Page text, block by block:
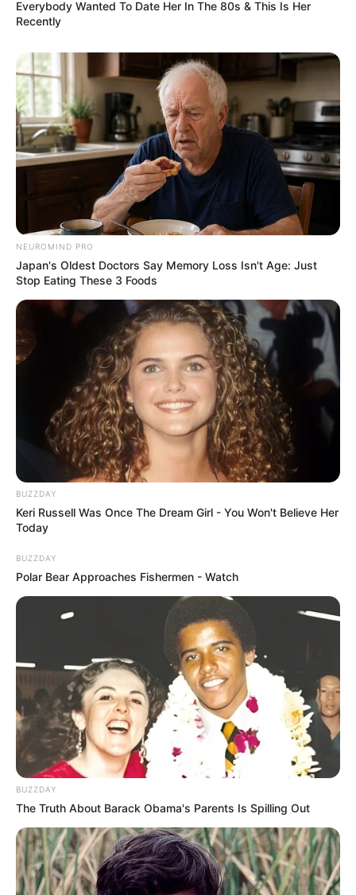
Pinterest
3. Convite com Chapeuzinho de Palha
Esse molde traz o charme do chapéu caipira em
EVA. Com detalhes em tecido ou palha sintética,
conviteganha ainda mais destaque.
Pinterest
Everybody Wanted To Date Her In The 80s & This Is Her
Recently
NEUROMIND PRO
Japan's Oldest Doctors Say Memory Loss Isn't Age: Just
Stop Eating These 3 Foods
BUZZDAY
Keri Russell Was Once The Dream Girl - You Won't Believe Her
Today
BUZZDAY
Polar Bear Approaches Fishermen - Watch
BUZZDAY
The Truth About Barack Obama's Parents Is Spilling Out